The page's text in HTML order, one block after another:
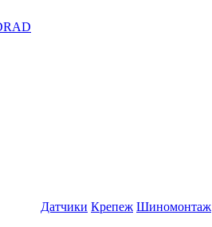
Датчики Крепеж Шиномонтаж